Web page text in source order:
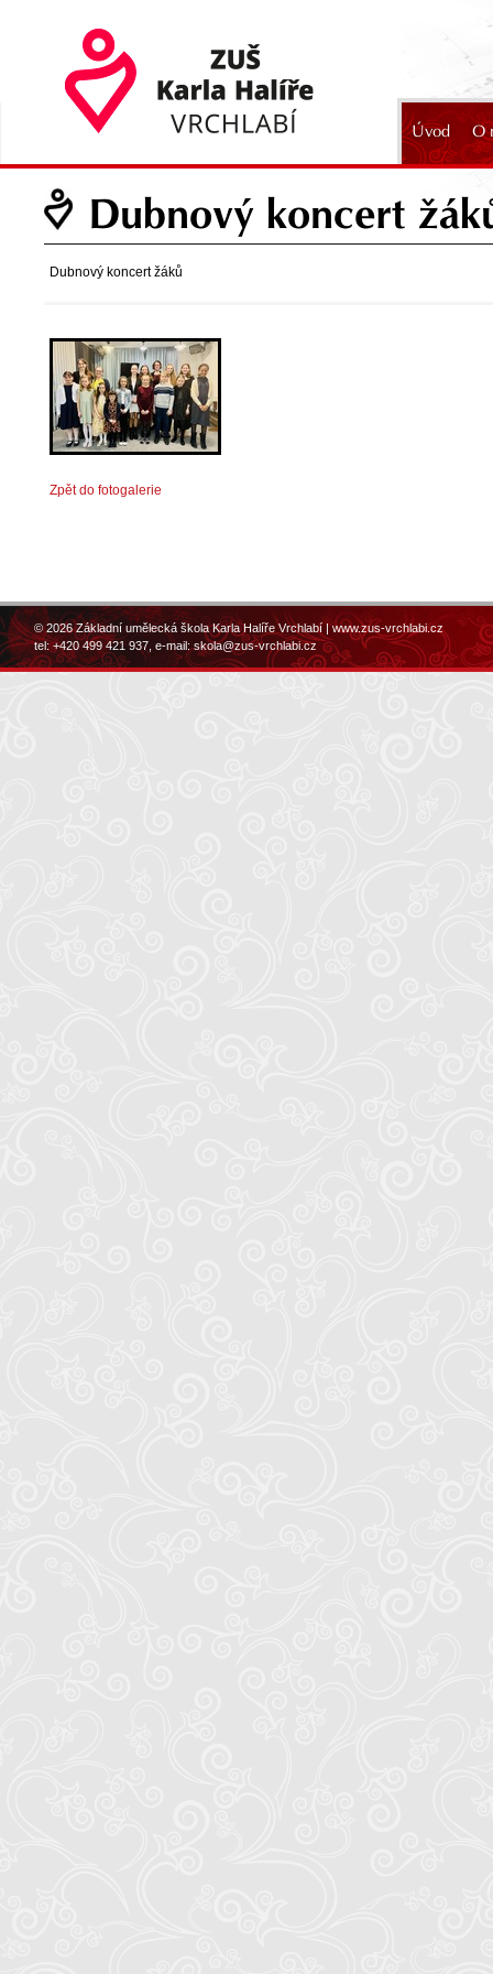
Úvod O
2024
Dubnový koncert
Dubnový koncert žáků
Zpět do fotogalerie
© 2026 Základní umělecká škola Karla Halíře Vrchlabí |www.zus-vrchlabi.cz
tel: +420 499 421 937, e-mail:skola@zus-vrchlabi.cz